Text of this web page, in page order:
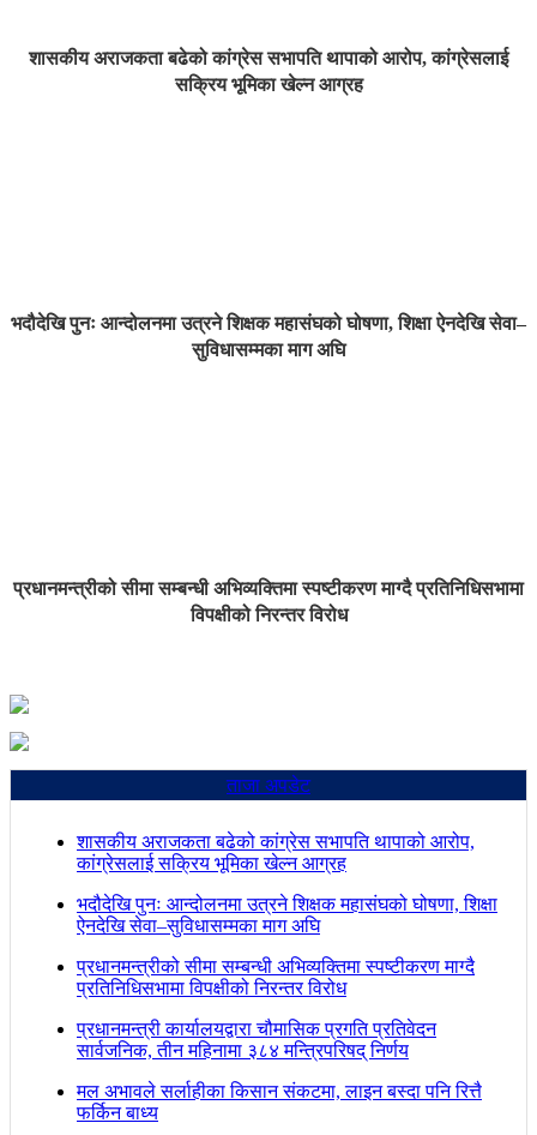
शासकीय अराजकता बढेको कांग्रेस सभापति थापाको आरोप, कांग्रेसलाई
सक्रिय भूमिका खेल्न आग्रह
भदौदेखि पुनः आन्दोलनमा उत्रने शिक्षक महासंघको घोषणा, शिक्षा ऐनदेखि सेवा–
सुविधासम्मका माग अघि
प्रधानमन्त्रीको सीमा सम्बन्धी अभिव्यक्तिमा स्पष्टीकरण माग्दै प्रतिनिधिसभामा
विपक्षीको निरन्तर विरोध
ताजा अपडेट
शासकीय अराजकता बढेको कांग्रेस सभापति थापाको आरोप,
कांग्रेसलाई सक्रिय भूमिका खेल्न आग्रह
भदौदेखि पुनः आन्दोलनमा उत्रने शिक्षक महासंघको घोषणा, शिक्षा
ऐनदेखि सेवा–सुविधासम्मका माग अघि
प्रधानमन्त्रीको सीमा सम्बन्धी अभिव्यक्तिमा स्पष्टीकरण माग्दै
प्रतिनिधिसभामा विपक्षीको निरन्तर विरोध
प्रधानमन्त्री कार्यालयद्वारा चौमासिक प्रगति प्रतिवेदन
सार्वजनिक, तीन महिनामा ३८४ मन्त्रिपरिषद् निर्णय
मल अभावले सर्लाहीका किसान संकटमा, लाइन बस्दा पनि रित्तै
फर्किन बाध्य